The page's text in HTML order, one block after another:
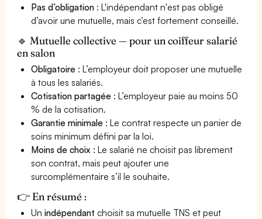
Pas d’obligation : L'indépendant n'est pas obligé
d’avoir une mutuelle, mais c’est fortement conseillé.
🔹 Mutuelle collective — pour un coiffeur salarié
en salon
Obligatoire : L’employeur doit proposer une mutuelle
à tous les salariés.
Cotisation partagée : L’employeur paie au moins 50
% de la cotisation.
Garantie minimale : Le contrat respecte un panier de
soins minimum défini par la loi.
Moins de choix : Le salarié ne choisit pas librement
son contrat, mais peut ajouter une
surcomplémentaire s’il le souhaite.
👉 En résumé :
Unindépendant choisit sa mutuelle TNS et peut